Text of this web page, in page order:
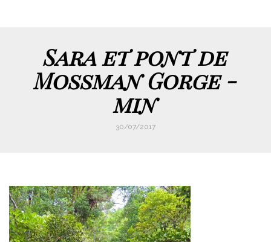
Sara et pont de
Mossman Gorge -
min
30/07/2017